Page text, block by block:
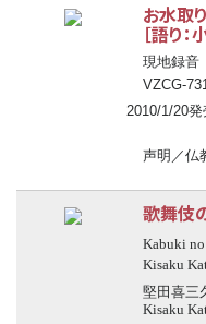
お水取
［語り：
現地録音
VZCG-
2010/1/20発
声明／仏
歌舞伎
Kabuki
Kisaku
堅田喜三
Kisaku